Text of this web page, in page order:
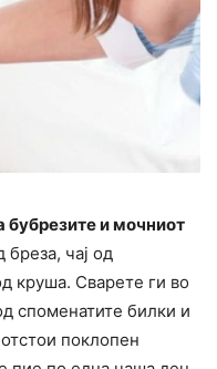
бубрезите и мочниот
бреза, чај од
круша. Сварете ги во
споменатите билки и
поклопен